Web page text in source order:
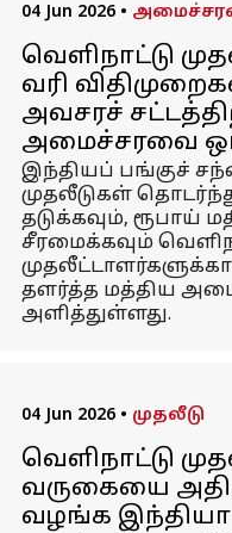
04 Jun 2026 •
வெளிநாட்டு
வரி
அவசரச்
அமைச்சரவை
இந்தியப் பங்குச்
முதலீடுகள்
தடுக்கவும், ரூபாய்
சீரமைக்கவும்
தளர்த்த மத்திய
அளித்துள்ளது.
04 Jun 2026 • முதலீடு
வெளிநாட்டு
வருகையை
வழங்க இந்தியா